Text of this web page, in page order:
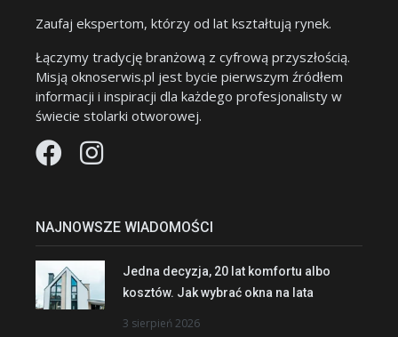
Zaufaj ekspertom, którzy od lat kształtują rynek.
Łączymy tradycję branżową z cyfrową przyszłością.
Misją oknoserwis.pl jest bycie pierwszym źródłem
informacji i inspiracji dla każdego profesjonalisty w
świecie stolarki otworowej.
NAJNOWSZE WIADOMOŚCI
Jedna decyzja, 20 lat komfortu albo
kosztów. Jak wybrać okna na lata
3 sierpień 2026